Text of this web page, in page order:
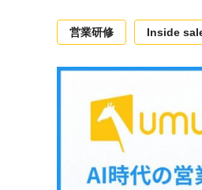
まで。AIを使いこなすプロンプトリテ
AIリテラシー アセスメント
企業のAIリテラシーを可視化し、組
導入企業一覧
2.8万社以上が導入した信頼と実績
けします
UMUコースマーケット
プロが作成した質の高い研修コース
代表メッセージ
代表と各分野の顧問・アドバイザー
ISO認証取得済み。最高水準のセキ
営業研修 Inside